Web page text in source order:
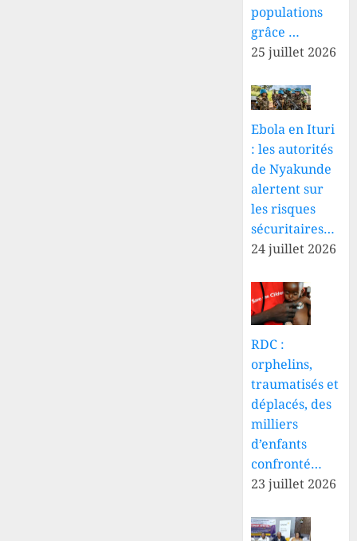
populations
grâce …
25 juillet 2026
Ebola en Ituri
: les autorités
de Nyakunde
alertent sur
les risques
sécuritaires…
24 juillet 2026
RDC :
orphelins,
traumatisés et
déplacés, des
milliers
d’enfants
confronté…
23 juillet 2026